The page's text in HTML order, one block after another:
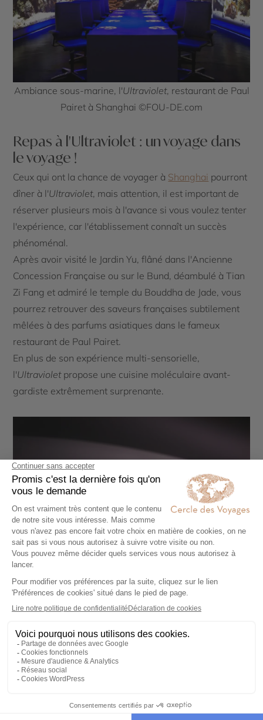
Ambiance sous-marine, l'Ultraviolet, restaurant de Paul
Pairet à Shanghai ©FOU-DE.com
Repas à l'Ultraviolet : un voyage dans
le voyage !
Ceux qui ont la chance de voyager à Shanghai pourront
dîner à l'Ultraviolet, mais attention, il est important de
réserver plusieurs mois à l'avance si vous voulez tenter
l'expérience, car l'établissement connaît un succès
phénoménal.
Après avoir visité le Jardin Yu, flâné dans l'Ancienne
Concession Française ou sur le Bund, déambulé à Tian
Zi Fang et admiré le temple du Bouddha de Jade, vous
pourrez retrouver des saveurs françaises subtilement
mêlées à des parfums asiatiques dans le fameux
restaurant de Paul Pairet.
En plus de son expérience multi-sensorielle,
l'Ultravioletpropose une cuisine moléculaire avant-
gardiste extrêmement surprenante.
Cuisine moléculaire, l' Ultraviolet , restaurant de Paul
Pairet à Shanghai © Scott Wright
Paul Pairet, un chef globe-trotter
Paul Pairet n'en est pas à sa première expérience
internationale. Avant de s'installer à
Jakarta; de quoi piocher des idées aux quatre